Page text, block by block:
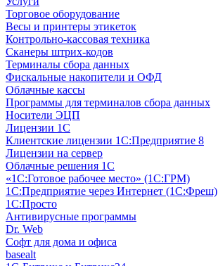
Торговое оборудование
Весы и принтеры этикеток
Контрольно-кассовая техника
Сканеры штрих-кодов
Терминалы сбора данных
Фискальные накопители и ОФД
Облачные кассы
Программы для терминалов сбора данных
Носители ЭЦП
Лицензии 1С
Клиентские лицензии 1С:Предприятие 8
Лицензии на сервер
Облачные решения 1С
«1C:Готовое рабочее место» (1С:ГРМ)
1С:Предприятие через Интернет (1С:Фреш)
1С:Просто
Антивирусные программы
Dr. Web
Софт для дома и офиса
basealt